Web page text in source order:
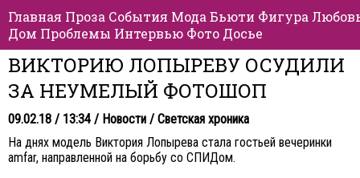
Главная Проза События Мода Бьюти Фигура
Дом Проблемы Интервью Фото Досье
ВИКТОРИЮ ЛОПЫРЕВУ ОСУДИЛИ
ЗА НЕУМЕЛЫЙ ФОТОШОП
09.02.18 / 13:34 / Новости / Светская хроника
На днях модель Виктория Лопырева стала гостьей вечеринки
amfar, направленной на борьбу со СПИДом.